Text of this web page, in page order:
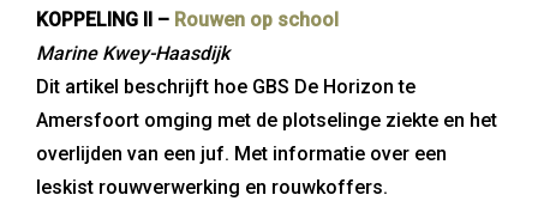
KOPPELING II – Rouwen op school
Marine Kwey-Haasdijk
Dit artikel beschrijft hoe GBS De Horizon te
Amersfoort omging met de plotselinge ziekte en het
overlijden van een juf. Met informatie over een
leskist rouwverwerking en rouwkoffers.